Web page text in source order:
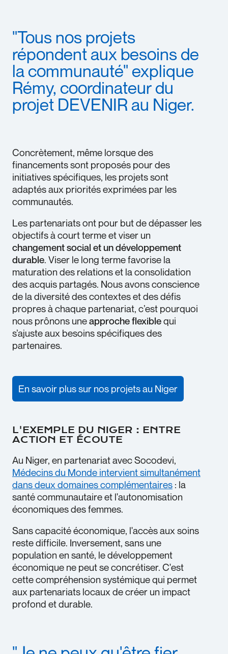
"Tous nos projets
répondent aux besoins de
la communauté" explique
Rémy, coordinateur du
projet DEVENIR au Niger.
Concrètement, même lorsque des
financements sont proposés pour des
initiatives spécifiques, les projets sont
adaptés aux priorités exprimées par les
communautés.
Les partenariats ont pour but de dépasser les
objectifs à court terme et viser un
changement social et un développement
durable. Viser le long terme favorise la
maturation des relations et la consolidation
des acquis partagés. Nous avons conscience
de la diversité des contextes et des défis
propres à chaque partenariat, c’est pourquoi
nous prônons uneapproche flexiblequi
s’ajuste aux besoins spécifiques des
partenaires.
En savoir plus sur nos projets au Niger
L'EXEMPLE DU NIGER : ENTRE
ACTION ET ÉCOUTE
Au Niger, en partenariat avec Socodevi,
Médecins du Monde intervient simultanément
dans deux domaines complémentaires: la
santé communautaire et l'autonomisation
économiques des femmes.
Sans capacité économique, l'accès aux soins
reste difficile. Inversement, sans une
population en santé, le développement
économique ne peut se concrétiser. C'est
cette compréhension systémique qui permet
aux partenariats locaux de créer un impact
profond et durable.